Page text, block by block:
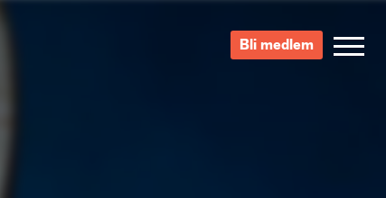
Bli medlem